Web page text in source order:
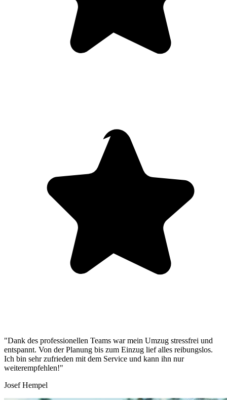
"Dank des professionellen Teams war mein Umzug stressfrei und
entspannt. Von der Planung bis zum Einzug lief alles reibungslos.
Ich bin sehr zufrieden mit dem Service und kann ihn nur
weiterempfehlen!"
Josef Hempel